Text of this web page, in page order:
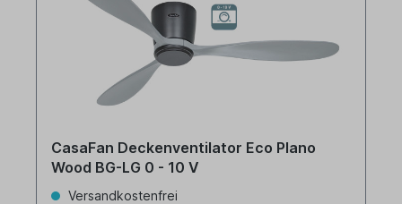
CasaFan Deckenventilator Eco Plano
Wood BG-LG 0 - 10 V
Versandkostenfrei